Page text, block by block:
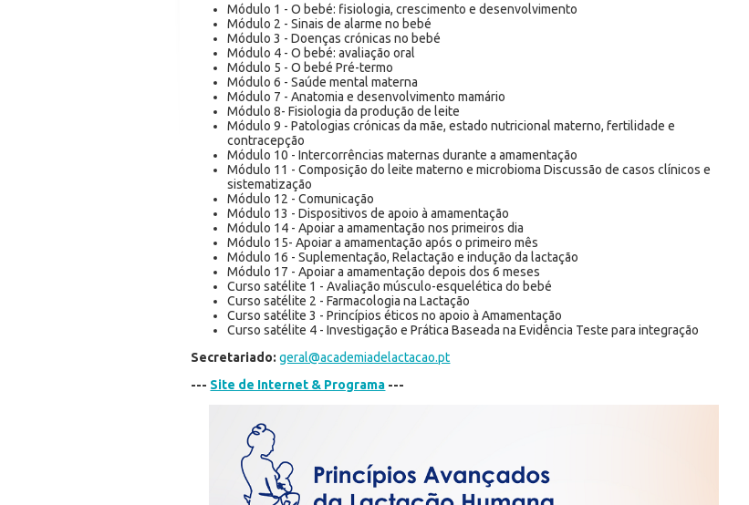
Módulo 1 - O bebé: fisiologia, crescimento e desenvolvimento
Módulo 2 - Sinais de alarme no bebé
Módulo 3 - Doenças crónicas no bebé
Módulo 4 - O bebé: avaliação oral
Módulo 5 - O bebé Pré-termo
Módulo 6 - Saúde mental materna
Módulo 7 - Anatomia e desenvolvimento mamário
Módulo 8- Fisiologia da produção de leite
Módulo 9 - Patologias crónicas da mãe, estado nutricional materno, fertilidade e
contracepção
Módulo 10 - Intercorrências maternas durante a amamentação
Módulo 11 - Composição do leite materno e microbioma Discussão de casos clínicos e
sistematização
Módulo 12 - Comunicação
Módulo 13 - Dispositivos de apoio à amamentação
Módulo 14 - Apoiar a amamentação nos primeiros dia
Módulo 15- Apoiar a amamentação após o primeiro mês
Módulo 16 - Suplementação, Relactação e indução da lactação
Módulo 17 - Apoiar a amamentação depois dos 6 meses
Curso satélite 1 - Avaliação músculo-esquelética do bebé
Curso satélite 2 - Farmacologia na Lactação
Curso satélite 3 - Princípios éticos no apoio à Amamentação
Curso satélite 4 - Investigação e Prática Baseada na Evidência Teste para integração
Secretariado: geral@academiadelactacao.pt
--- Site de Internet & Programa ---